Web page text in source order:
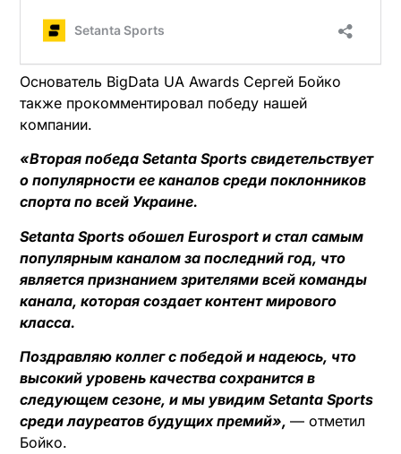
Основатель BigData UA Awards Сергей Бойко
также прокомментировал победу нашей
компании.
«Вторая победа Setanta Sports свидетельствует
о популярности ее каналов среди поклонников
спорта по всей Украине.
Setanta Sports обошел Eurosport и стал самым
популярным каналом за последний год, что
является признанием зрителями всей команды
канала, которая создает контент мирового
класса.
Поздравляю коллег с победой и надеюсь, что
высокий уровень качества сохранится в
следующем сезоне, и мы увидим Setanta Sports
среди лауреатов будущих премий», — отметил
Бойко.